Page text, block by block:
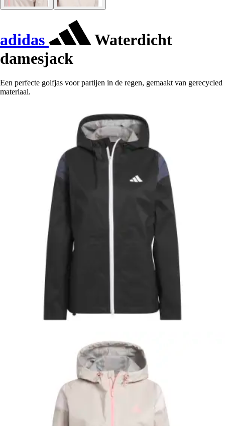
adidas
Waterdicht
damesjack
Een perfecte golfjas voor partijen in de regen, gemaakt van gerecycled
materiaal.